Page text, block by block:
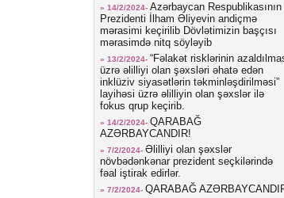
» 14/2/2024- Azərbaycan Respublikasının
Prezidenti İlham Əliyevin andiçmə
mərasimi keçirilib Dövlətimizin başçısı
mərasimdə nitq söyləyib
» 13/2/2024- “Fəlakət risklərinin
üzrə əlilliyi olan şəxsləri əhatə edən
inklüziv siyasətlərin təkminləşdirilməsi”
layihəsi üzrə əlilliyin olan şəxslər ilə
fokus qrup keçirib.
» 14/2/2024- QARABAĞ
AZƏRBAYCANDIR!
» 7/2/2024- Əlilliyi olan şəxslər
növbədənkənar prezident seçkilərində
fəal iştirak edirlər.
» 7/2/2024- QARABAĞ